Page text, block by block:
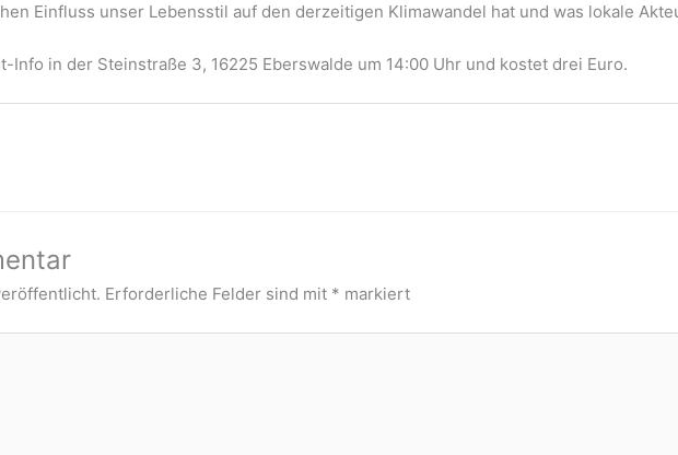
Einfluss unser Lebensstil auf den derzeitigen Klimawandel hat und was lokale
Info in der Steinstraße 3, 16225 Eberswalde um 14:00 Uhr und kostet drei Euro.
Erforderliche Felder sind mit * markiert